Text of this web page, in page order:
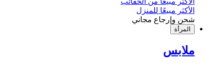
الأكثر مبيعًا للمنزل
شحن وإرجاع مجاني
المرأة
ملابس